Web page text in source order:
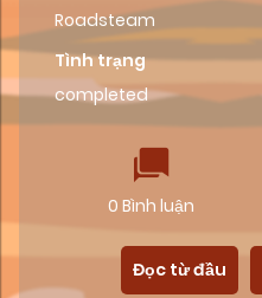
Roadsteam
Tình trạng
completed
0 Bình luận
Đọc từ đầu